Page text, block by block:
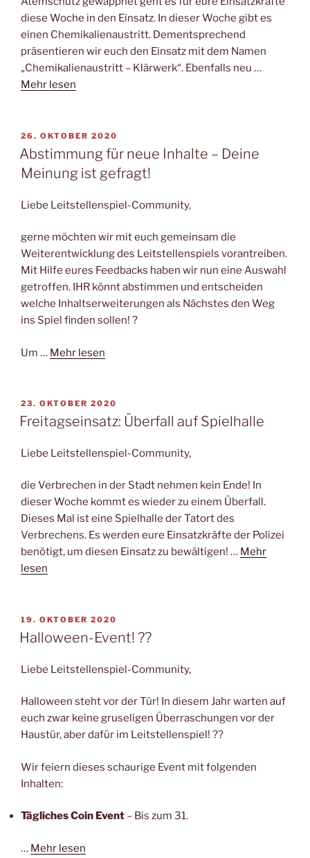
diese Woche in den Einsatz. In dieser Woche gibt es
einen Chemikalienaustritt. Dementsprechend
präsentieren wir euch den Einsatz mit dem Namen
„Chemikalienaustritt – Klärwerk“. Ebenfalls neu …
Mehr lesen
VERÖFFENTLICHT
AM
26. OKTOBER 2020
Abstimmung für neue Inhalte – Deine
Meinung ist gefragt!
Liebe Leitstellenspiel-Community,
gerne möchten wir mit euch gemeinsam die
Weiterentwicklung des Leitstellenspiels vorantreiben.
Mit Hilfe eures Feedbacks haben wir nun eine Auswahl
getroffen. IHR könnt abstimmen und entscheiden
welche Inhaltserweiterungen als Nächstes den Weg
ins Spiel finden sollen! ?
Um … Mehr lesen
VERÖFFENTLICHT
AM
23. OKTOBER 2020
Freitagseinsatz: Überfall auf Spielhalle
Liebe Leitstellenspiel-Community,
die Verbrechen in der Stadt nehmen kein Ende! In
dieser Woche kommt es wieder zu einem Überfall.
Dieses Mal ist eine Spielhalle der Tatort des
Verbrechens. Es werden eure Einsatzkräfte der Polizei
benötigt, um diesen Einsatz zu bewältigen! … Mehr
lesen
VERÖFFENTLICHT
AM
19. OKTOBER 2020
Halloween-Event! ??
Liebe Leitstellenspiel-Community,
Halloween steht vor der Tür! In diesem Jahr warten auf
euch zwar keine gruseligen Überraschungen vor der
Haustür, aber dafür im Leitstellenspiel! ??
Wir feiern dieses schaurige Event mit folgenden
Inhalten:
Tägliches Coin Event – Bis zum 31.
… Mehr lesen